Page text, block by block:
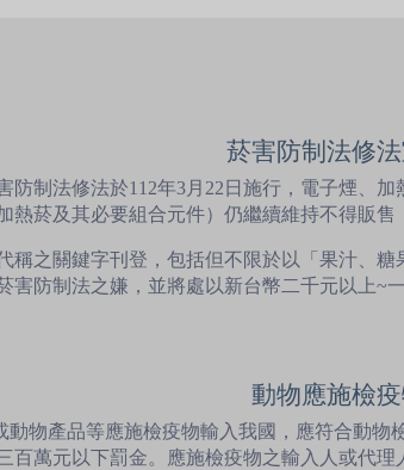
菸害防制法修
防制法修法於112年3月22日施行，電子煙、
熱菸及其必要組合元件）仍繼續維持不得販售
之關鍵字刊登，包括但不限於以「果汁、
害防制法之嫌，並將處以新台幣二千元以上~
動物應施檢
動物產品等應施檢疫物輸入我國，應符合動
百萬元以下罰金。應施檢疫物之輸入人或代